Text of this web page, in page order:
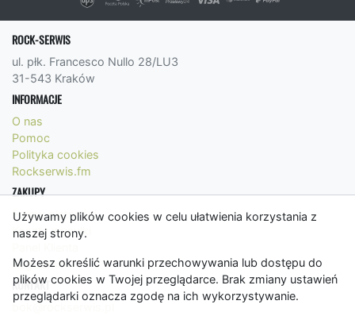
Używamy plików cookies w celu ułatwienia korzystania z
naszej strony.
Możesz określić warunki przechowywania lub dostępu do
plików cookies w Twojej przeglądarce. Brak zmiany ustawień
przeglądarki oznacza zgodę na ich wykorzystywanie.
ROCK-SERWIS
ul. płk. Francesco Nullo 28/LU3
31-543 Kraków
INFORMACJE
O nas
Pomoc
Polityka cookies
Rockserwis.fm
ZAKUPY
Formy płatności
Koszty wysyłki
Regulamin
KONTAKT
bok@rockserwis.pl